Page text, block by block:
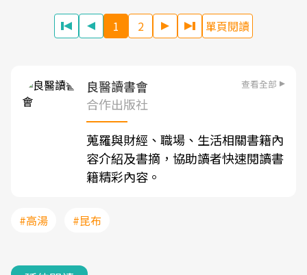
1 2 單頁閱讀
良醫讀書會 查看全部
合作出版社
蒐羅與財經、職場、生活相關書籍內
容介紹及書摘，協助讀者快速閱讀書
籍精彩內容。
#高湯 #昆布